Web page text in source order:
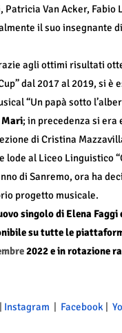
Patricia Van Acker, Fabio
il suo insegnante
agli ottimi risultati
dal 2017 al 2019, si è
“Un papà sotto
; in precedenza si era
di Cristina
lode al Liceo Linguistico
di Sanremo, ora ha
progetto musicale.
singolo di Elena
su tutte le
2022 e in rotazione
Instagram Facebook